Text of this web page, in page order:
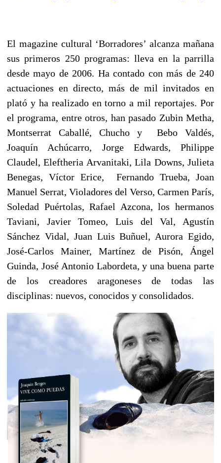
El magazine cultural ‘Borradores’ alcanza mañana
sus primeros 250 programas: lleva en la parrilla
desde mayo de 2006. Ha contado con más de 240
actuaciones en directo, más de mil invitados en
plató y ha realizado en torno a mil reportajes. Por
el programa, entre otros, han pasado Zubin Metha,
Montserrat Caballé, Chucho y Bebo Valdés,
Joaquín Achúcarro, Jorge Edwards, Philippe
Claudel, Eleftheria Arvanitaki, Lila Downs, Julieta
Benegas, Víctor Erice, Fernando Trueba, Joan
Manuel Serrat, Violadores del Verso, Carmen París,
Soledad Puértolas, Rafael Azcona, los hermanos
Taviani, Javier Tomeo, Luis del Val, Agustín
Sánchez Vidal, Juan Luis Buñuel, Aurora Egido,
José-Carlos Mainer, Martínez de Pisón, Ángel
Guinda, José Antonio Labordeta, y una buena parte
de los creadores aragoneses de todas las
disciplinas: nuevos, conocidos y consolidados.